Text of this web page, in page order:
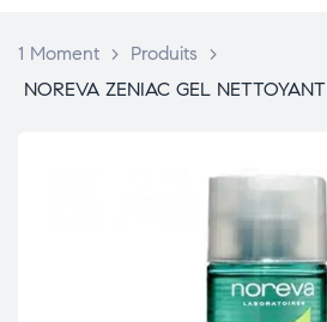
1 Moment > Produits
>
NOREVA ZENIAC GEL